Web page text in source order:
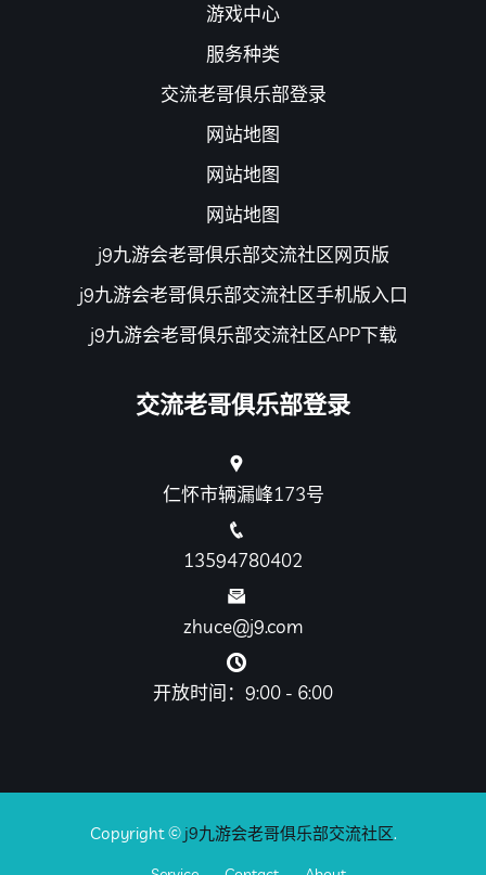
游戏中心
服务种类
交流老哥俱乐部登录
网站地图
网站地图
网站地图
j9九游会老哥俱乐部交流社区网页版
j9九游会老哥俱乐部交流社区手机版入口
j9九游会老哥俱乐部交流社区APP下载
交流老哥俱乐部登录
仁怀市辆漏峰173号
13594780402
zhuce@j9.com
开放时间：9:00 - 6:00
Copyright © j9九游会老哥俱乐部交流社区.